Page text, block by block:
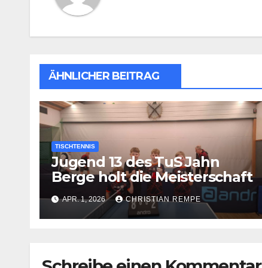
ÄHNLICHER BEITRAG
TISCHTENNIS
Jugend 13 des TuS Jahn
Berge holt die Meisterschaft
in der Bezirksoberliga
APR. 1, 2026 CHRISTIAN REMPE